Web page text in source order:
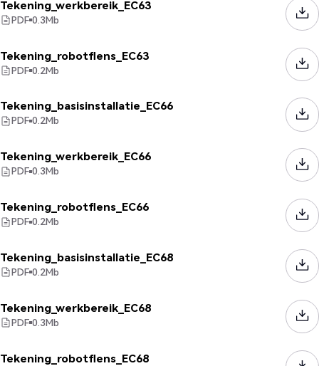
Tekening_werkbereik_EC63
PDF 0.3Mb
Tekening_robotflens_EC63
PDF 0.2Mb
Tekening_basisinstallatie_EC66
PDF 0.2Mb
Tekening_werkbereik_EC66
PDF 0.3Mb
Tekening_robotflens_EC66
PDF 0.2Mb
Tekening_basisinstallatie_EC68
PDF 0.2Mb
Tekening_werkbereik_EC68
PDF 0.3Mb
Tekening_robotflens_EC68